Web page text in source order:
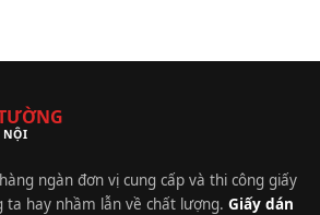
NỘI
ngàn đơn vị cung cấp và thi công giấy
ta hay nhầm lẫn về chất lượng. Giấy dán